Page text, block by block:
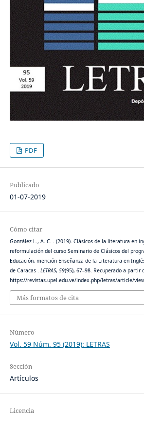
PDF
Publicado
01-07-2019
Cómo citar
González L., A. C. . (2019). Clásicos de la literatura en
reformulación del curso Seminario de Clásicos del
Educación, mención Enseñanza de la Literatura en
de Caracas . LETRAS, 59(95), 67–98. Recuperado a partir
https://revistas.upel.edu.ve/index.php/letras/article/
Más formatos de cita
Número
Vol. 59 Núm. 95 (2019): LETRAS
Sección
Artículos
Licencia